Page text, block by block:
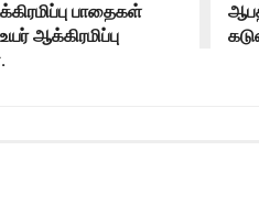
பாதைகள்
ஆக்கிரமிப்பு